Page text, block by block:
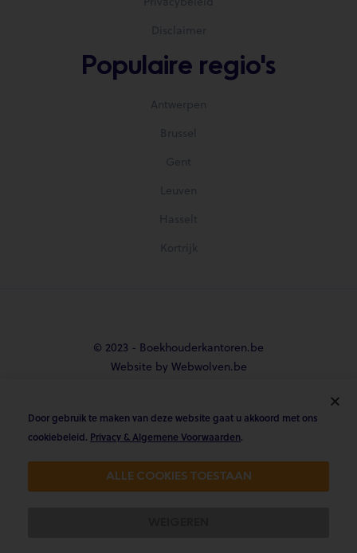
Disclaimer
Populaire regio's
Antwerpen
Brussel
Gent
Leuven
Hasselt
Kortrijk
© 2023 - Boekhouderkantoren.be
Website by Webwolven.be
  
Gemiddelde klantbeoordeling
4.8/5 op Trustpilot & 4.9/5 op google
Door gebruik te maken van deze website gaat u akkoord met ons
cookiebeleid. Privacy & Algemene Voorwaarden.
ALLE COOKIES TOESTAAN